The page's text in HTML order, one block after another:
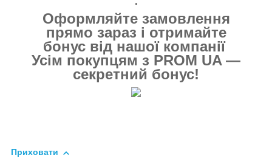
Оформляйте замовлення
прямо зараз і отримайте
бонус від нашої компанії
Усім покупцям з PROM UA —
секретний бонус!
Приховати